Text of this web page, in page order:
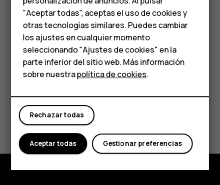
Accesorios
HMD Terra M
Para empresas
Tabletas
Tienda
Mi cuenta
ToqueMensajes.
Toque el mensaje al que quiera responder.
Escriba su respuesta en el cuadro de texto debajo
del mensaje y toquesend.
¿Te ha parecido útil?
No
"Aceptar todas", aceptas el uso de cookies y
otras tecnologías similares. Puedes cambiar
los ajustes en cualquier momento
seleccionando "Ajustes de cookies" en la
parte inferior del sitio web. Más información
sobre nuestrapolítica de cookies.
Rechazar todas
Gestionar preferencias
Aceptar todas